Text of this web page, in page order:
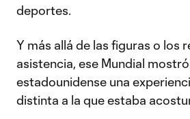
deportes.
Y más allá de las figuras o los
asistencia, ese Mundial
estadounidense una
distinta a la que estaba